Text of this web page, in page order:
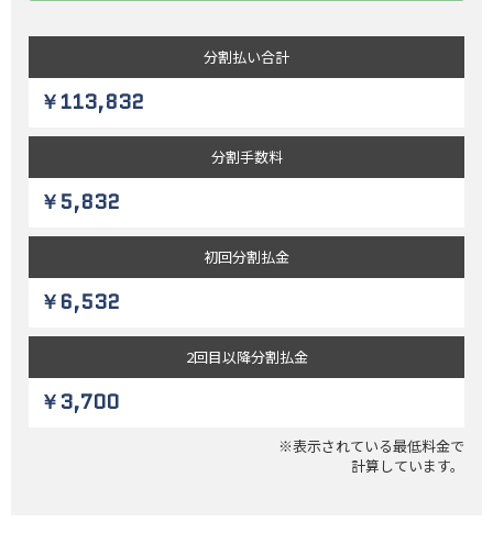
分割払い合計
￥113,832
分割手数料
￥5,832
初回分割払金
￥6,532
2回目以降分割払金
￥3,700
※表示されている最低料金で
計算しています。